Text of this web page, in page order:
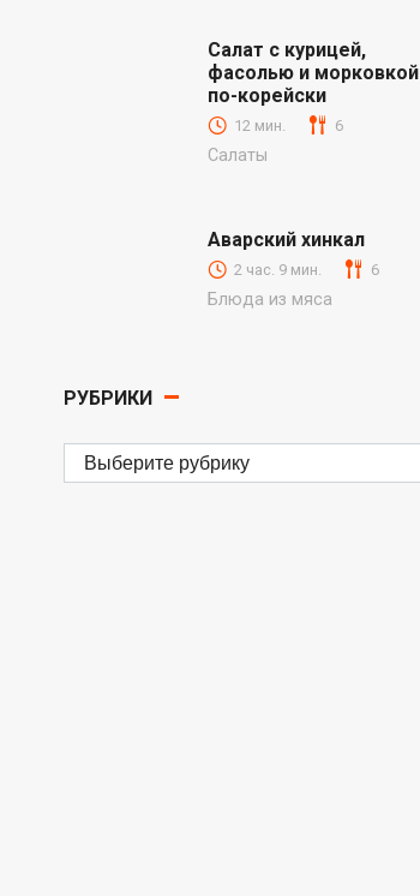
Салат с курицей,
фасолью и морковкой
по-корейски
12 мин. 6
Салаты
Аварский хинкал
2 час. 9 мин. 6
Блюда из мяса
РУБРИКИ
Рубрики